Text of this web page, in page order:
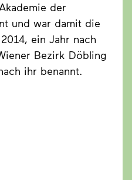
der
und war damit die
ein Jahr nach
Bezirk Döbling
ihr benannt.